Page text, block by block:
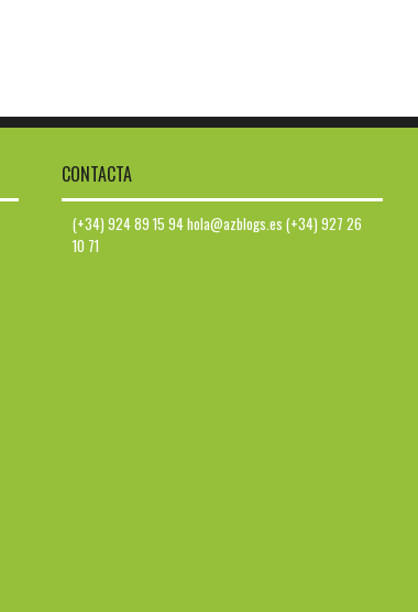
CONTACTA
(+34) 924 89 15 94 hola@azblogs.es (+34) 927 26
10 71